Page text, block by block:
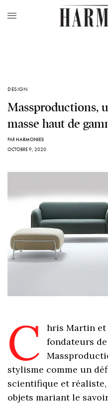
DESIGN
Massproductions,
masse haut de
PARHARMONIES
OCTOBRE 9, 2020
C
hris Martin et
fondateurs
stylisme comme un
scientifique et
objets mariant le